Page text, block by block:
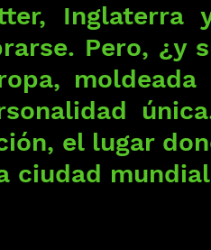
Inglaterra
Pero, ¿y
el lugar
ciudad